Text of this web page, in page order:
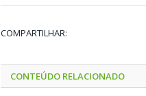
COMPARTILHAR:
CONTEÚDO RELACIONADO